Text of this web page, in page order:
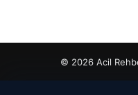
© 2026 Acil